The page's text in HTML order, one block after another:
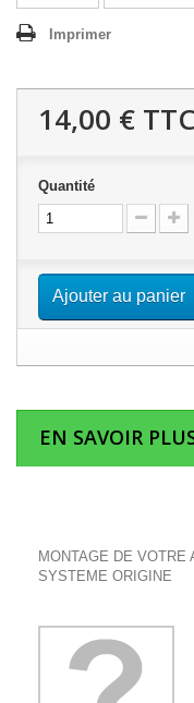
Imprimer
14,00 € TTC
Quantité
Ajouter au panier
EN SAVOIR
MONTAGE DE VOTRE
SYSTEME ORIGINE